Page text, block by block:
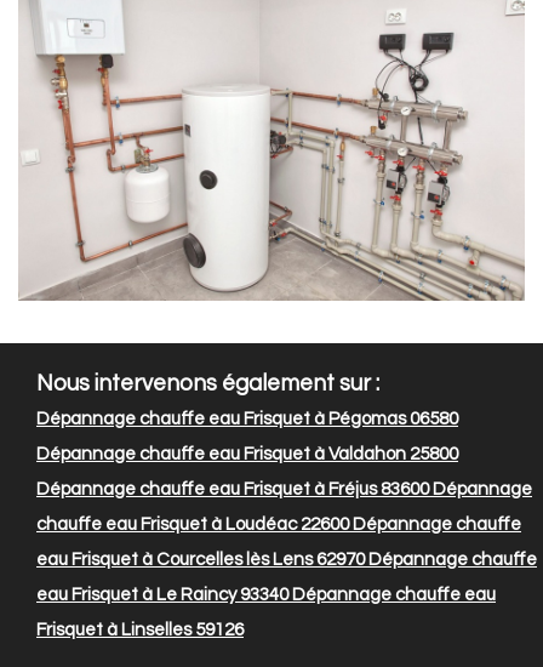
Nous intervenons également sur :
Dépannage chauffe eau Frisquet à Pégomas 06580
Dépannage chauffe eau Frisquet à Valdahon 25800
Dépannage chauffe eau Frisquet à Fréjus 83600Dépannage
chauffe eau Frisquet à Loudéac 22600Dépannage chauffe
eau Frisquet à Courcelles lès Lens 62970Dépannage chauffe
eau Frisquet à Le Raincy 93340Dépannage chauffe eau
Frisquet à Linselles 59126